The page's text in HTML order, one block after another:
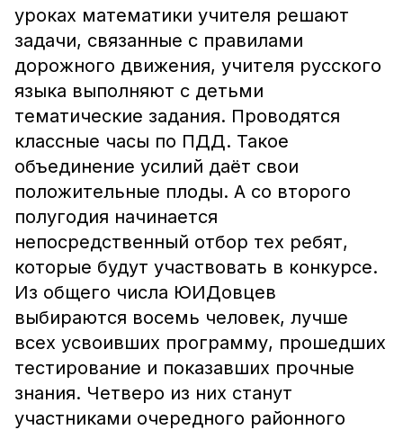
уроках математики учителя решают
задачи, связанные с правилами
дорожного движения, учителя русского
языка выполняют с детьми
тематические задания. Проводятся
классные часы по ПДД. Такое
объединение усилий даёт свои
положительные плоды. А со второго
полугодия начинается
непосредственный отбор тех ребят,
которые будут участвовать в конкурсе.
Из общего числа ЮИДовцев
выбираются восемь человек, лучше
всех усвоивших программу, прошедших
тестирование и показавших прочные
знания. Четверо из них станут
участниками очередного районного